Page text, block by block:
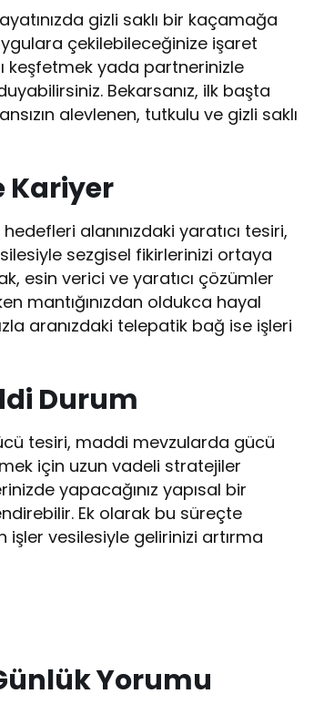
gizli saklı bir kaçamağa
çekilebileceğinize işaret
keşfetmek yada partnerinizle
Bekarsanız, ilk başta
alevlenen, tutkulu ve gizli saklı
Kariyer
alanınızdaki yaratıcı tesiri,
sezgisel fikirlerinizi ortaya
esin verici ve yaratıcı çözümler
mantığınızdan oldukca hayal
aranızdaki telepatik bağ ise işleri
Durum
tesiri, maddi mevzularda gücü
için uzun vadeli stratejiler
yapacağınız yapısal bir
Ek olarak bu süreçte
vesilesiyle gelirinizi artırma
Yorumu